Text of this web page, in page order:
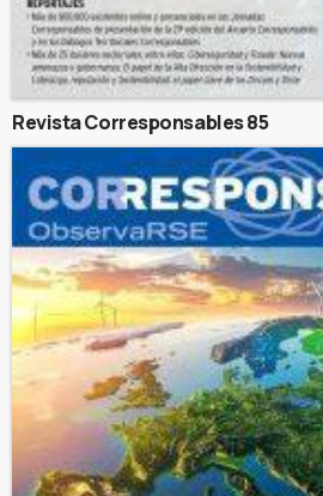
Revista Corresponsables 85